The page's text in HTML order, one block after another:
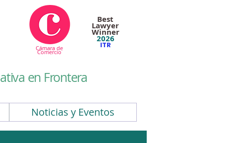
en Frontera
Best
Lawyer
Winner
2026
ITR
Cámara de
Comercio
Noticias y Eventos